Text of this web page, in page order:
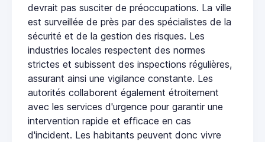
devrait pas susciter de préoccupations. La ville
est surveillée de près par des spécialistes de la
sécurité et de la gestion des risques. Les
industries locales respectent des normes
strictes et subissent des inspections régulières,
assurant ainsi une vigilance constante. Les
autorités collaborent également étroitement
avec les services d'urgence pour garantir une
intervention rapide et efficace en cas
d'incident. Les habitants peuvent donc vivre